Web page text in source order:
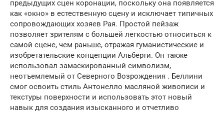
предыдущих сцен коронации, поскольку она появляется
как «окно» в естественную сцену и исключает типичных
сопровождающих хозяев Рая. Простой пейзаж
позволяет зрителям с большей легкостью относиться к
самой сцене, чем раньше, отражая гуманистические и
изобретательские концепции Альберти. Он также
использовал замаскированный символизм,
неотъемлемый от Северного Возрождения . Беллини
смог освоить стиль Антонелло масляной живописи и
текстуры поверхности и использовать этот новый
навык для создания изысканного и отчетливо